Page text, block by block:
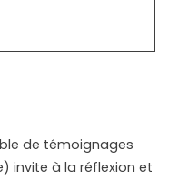
de témoignages
invite à la réflexion et